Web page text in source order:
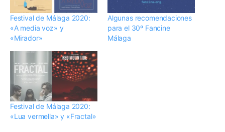
Festival de Málaga 2020:
«A media voz» y
«Mirador»
Algunas recomendaciones
para el 30º Fancine
Málaga
Festival de Málaga 2020:
«Lua vermella» y «Fractal»